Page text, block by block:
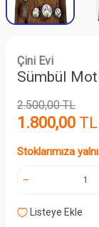
Çini Evi
Sümbül
2.500,00TL
1.800,00 TL
Stoklarımıza
Listeye Ekle